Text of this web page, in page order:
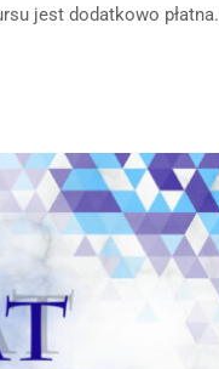
jest dodatkowo płatna.